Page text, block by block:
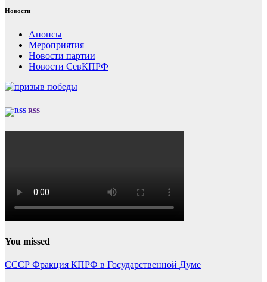
Новости
Анонсы
Мероприятия
Новости партии
Новости СевКПРФ
RSS
You missed
СССР Фракция КПРФ в Государственной Думе